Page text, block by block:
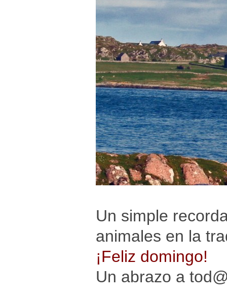
Un simple
animales en la
¡Feliz domingo!
Un abrazo a